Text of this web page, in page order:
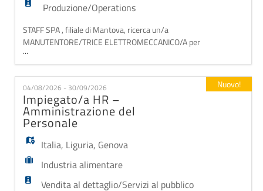
Produzione/Operations
STAFF SPA , filiale di Mantova, ricerca un/a
MANUTENTORE/TRICE ELETTROMECCANICO/A per
un'azienda del territorio mantovano operante nel
settore manifatturiero. La risorsa inserita si
occuperà di: - riparazione di componenti meccaniche,
elettriche ed idrauliche; - riparazione guasti e
miglioramento degli impianti; - manutenzioni
ordinarie e prev
...
04/08/2026 - 30/09/2026
Impiegato/a HR –
Amministrazione del
Personale
Italia, Liguria, Genova
Industria alimentare
Vendita al dettaglio/Servizi al pubblico
Nuovo!